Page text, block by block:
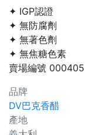
✦ IGP認證
✦ 無防腐劑
✦ 無著色劑
✦ 無焦糖色素
賣場編號 000405
品牌
DV巴克香醋
產地